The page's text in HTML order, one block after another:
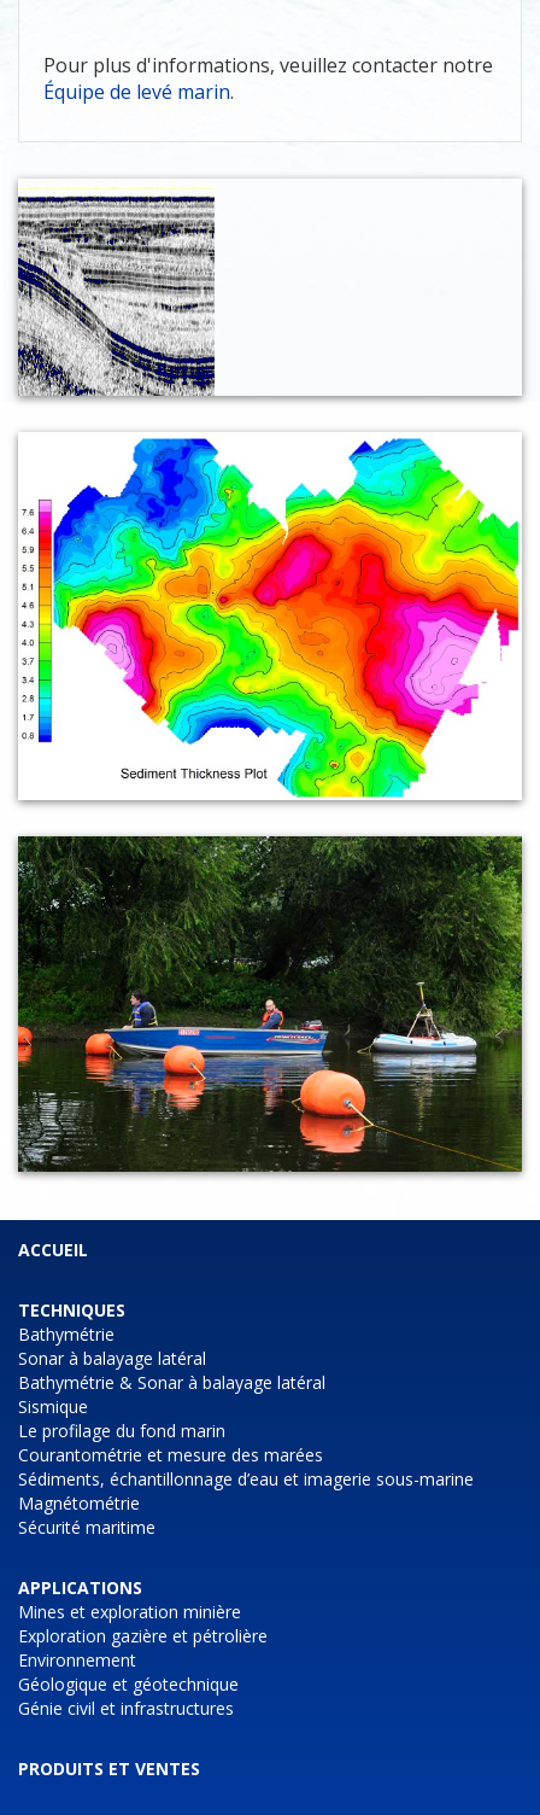
Pour plus d'informations, veuillez contacter notre
Équipe de levé marin.
ACCUEIL
TECHNIQUES
Bathymétrie
Sonar à balayage latéral
Bathymétrie & Sonar à balayage latéral
Sismique
Le profilage du fond marin
Courantométrie et mesure des marées
Sédiments, échantillonnage d’eau et imagerie sous-marine
Magnétométrie
Sécurité maritime
APPLICATIONS
Mines et exploration minière
Exploration gazière et pétrolière
Environnement
Géologique et géotechnique
Génie civil et infrastructures
PRODUITS ET VENTES